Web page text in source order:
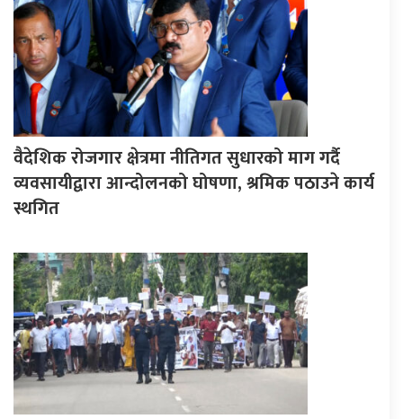
वैदेशिक रोजगार क्षेत्रमा नीतिगत सुधारको माग गर्दै
व्यवसायीद्वारा आन्दोलनको घोषणा, श्रमिक पठाउने कार्य
स्थगित